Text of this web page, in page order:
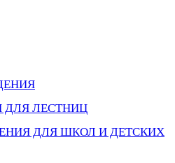
ДЛЯ ЛЕСТНИЦ
ДЛЯ ШКОЛ И ДЕТСКИХ